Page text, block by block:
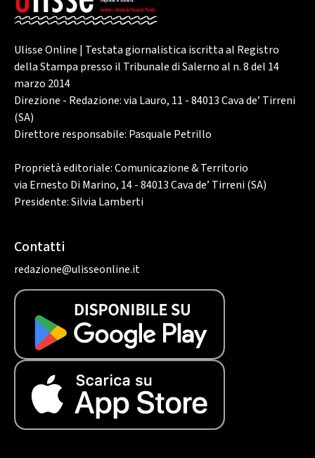
Ulisse Online | Testata giornalistica iscritta al Registro
della Stampa presso il Tribunale di Salerno al n. 8 del 14
marzo 2014
Direzione - Redazione: via Lauro, 11 - 84013 Cava de’ Tirreni
(SA)
Direttore responsabile: Pasquale Petrillo
Proprietà editoriale: Comunicazione & Territorio
via Ernesto Di Marino, 14 - 84013 Cava de’ Tirreni (SA)
Presidente: Silvia Lamberti
Contatti
redazione@ulisseonline.it